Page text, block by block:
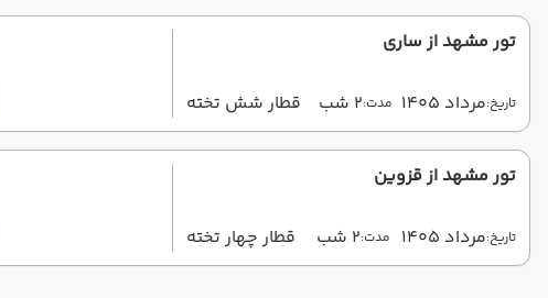
تور مشهد از ساری
تاریخ:مرداد 1405 مدت:2 شب قطار شش تخته
تور مشهد از قزوین
تاریخ:مرداد 1405 مدت:2 شب قطار چهار تخته